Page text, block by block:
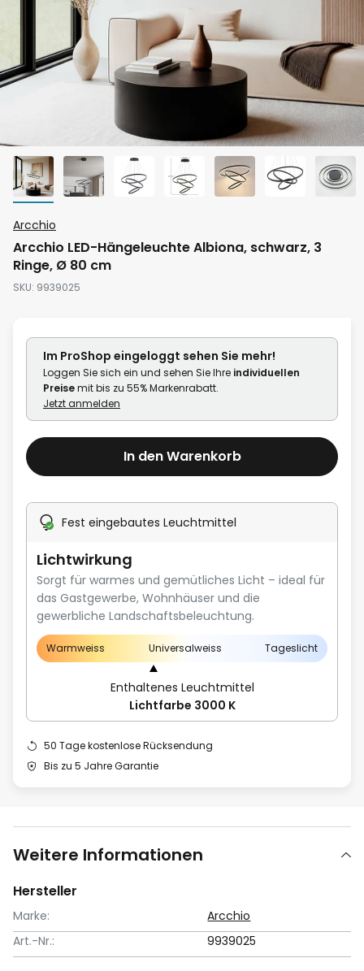
Anfang
der
Bildgalerie
springen
Arcchio
Arcchio LED-Hängeleuchte Albiona, schwarz, 3
Ringe, Ø 80 cm
SKU 9939025
Im ProShop eingeloggt sehen Sie mehr!
Loggen Sie sich ein und sehen Sie Ihre individuellen
Preisemit bis zu 55% Markenrabatt.
Jetzt anmelden
In den Warenkorb
Fest eingebautes Leuchtmittel
Lichtwirkung
Sorgt für warmes und gemütliches Licht – ideal für
das Gastgewerbe, Wohnhäuser und die
gewerbliche Landschaftsbeleuchtung.
Warmweiss Universalweiss Tageslicht
Enthaltenes Leuchtmittel
Lichtfarbe 3000 K
50 Tage kostenlose Rücksendung
Bis zu 5 Jahre Garantie
Weitere Informationen
Hersteller
Marke:
Arcchio
Art.-Nr.:
9939025